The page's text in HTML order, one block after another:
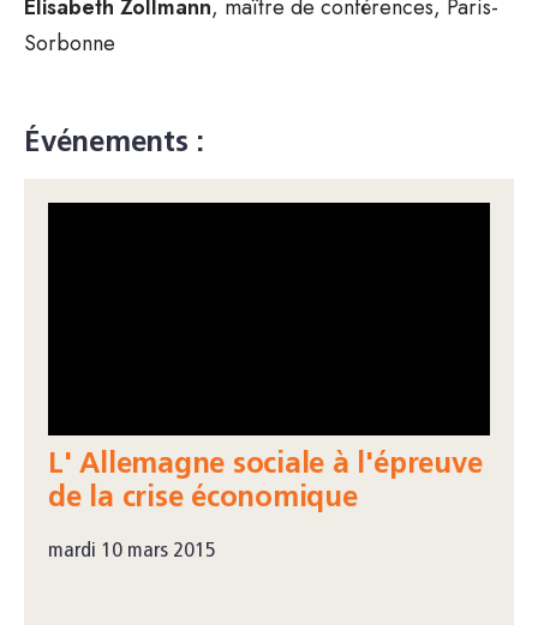
Elisabeth Zollmann, maître de conférences, Paris-
Sorbonne
Événements :
L' Allemagne sociale à l'épreuve
de la crise économique
mardi 10 mars 2015